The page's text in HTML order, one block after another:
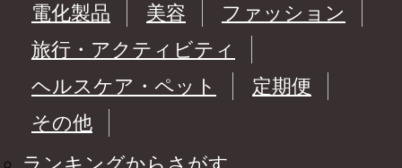
電化製品
美容
ファッション
旅行・アクティビティ
ヘルスケア・ペット
定期便
その他